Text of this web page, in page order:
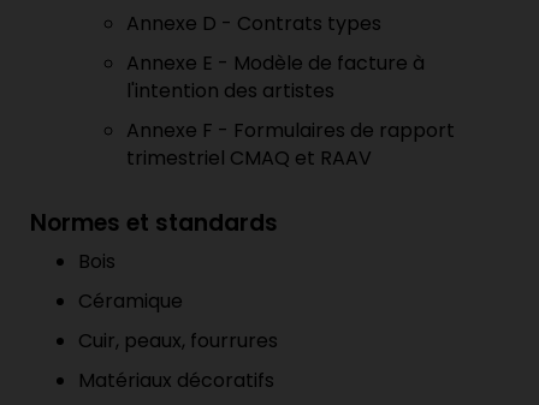
Annexe D - Contrats types
Annexe E - Modèle de facture à
l'intention des artistes
Annexe F - Formulaires de rapport
trimestriel CMAQ et RAAV
Normes et standards
Bois
Céramique
Cuir, peaux, fourrures
Matériaux décoratifs